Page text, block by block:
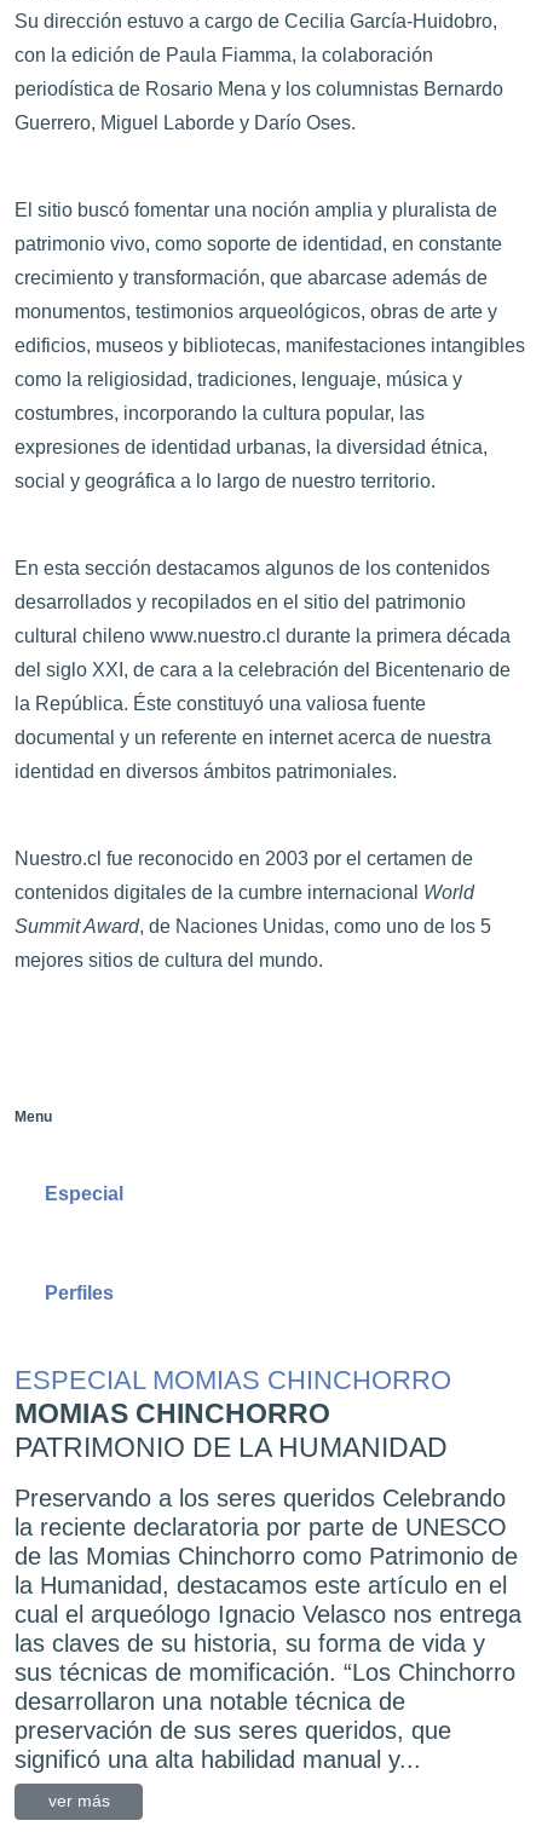
Su dirección estuvo a cargo de Cecilia García-Huidobro,
con la edición de Paula Fiamma, la colaboración
periodística de Rosario Mena y los columnistas Bernardo
Guerrero, Miguel Laborde y Darío Oses.
El sitio buscó fomentar una noción amplia y pluralista de
patrimonio vivo, como soporte de identidad, en constante
crecimiento y transformación, que abarcase además de
monumentos, testimonios arqueológicos, obras de arte y
edificios, museos y bibliotecas, manifestaciones intangibles
como la religiosidad, tradiciones, lenguaje, música y
costumbres, incorporando la cultura popular, las
expresiones de identidad urbanas, la diversidad étnica,
social y geográfica a lo largo de nuestro territorio.
En esta sección destacamos algunos de los contenidos
desarrollados y recopilados en el sitio del patrimonio
cultural chileno www.nuestro.cl durante la primera década
del siglo XXI, de cara a la celebración del Bicentenario de
la República. Éste constituyó una valiosa fuente
documental y un referente en internet acerca de nuestra
identidad en diversos ámbitos patrimoniales.
Nuestro.cl fue reconocido en 2003 por el certamen de
contenidos digitales de la cumbre internacional World
Summit Award, de Naciones Unidas, como uno de los 5
mejores sitios de cultura del mundo.
Menu
Especial
Perfiles
CHINCHORRO
HUMANIDAD
queridos Celebrando
parte de UNESCO
como Patrimonio de
este artículo en el
Velasco nos entrega
su forma de vida y
“Los Chinchorro
técnica de
queridos, que
manual y...
PERFILES
MANUEL
Maestro del Folclor
Varios mitos e
comúnmente llamamos
tradicional, a la
que generalmente
consideramos folclor,
conversar con don
hombre que por medio
rescatar, difundir y,
cultura folclórica
enseñanza,